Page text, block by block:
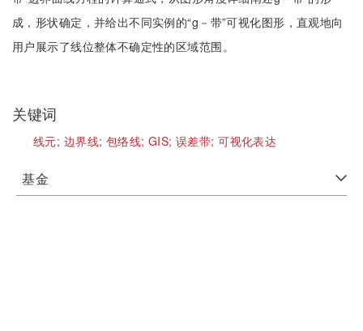
成，形状确定，并给出不同实例的“g－带”可视化图形，直观地向
用户展示了线位整体不确定性的区域范围。
关键词
线元; 边界线; 包络线; GIS;误差带;可视化表达
基金